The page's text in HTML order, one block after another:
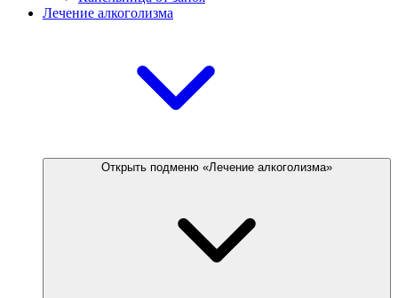
Лечение алкоголизма
Открыть подменю «Лечение алкоголизма»